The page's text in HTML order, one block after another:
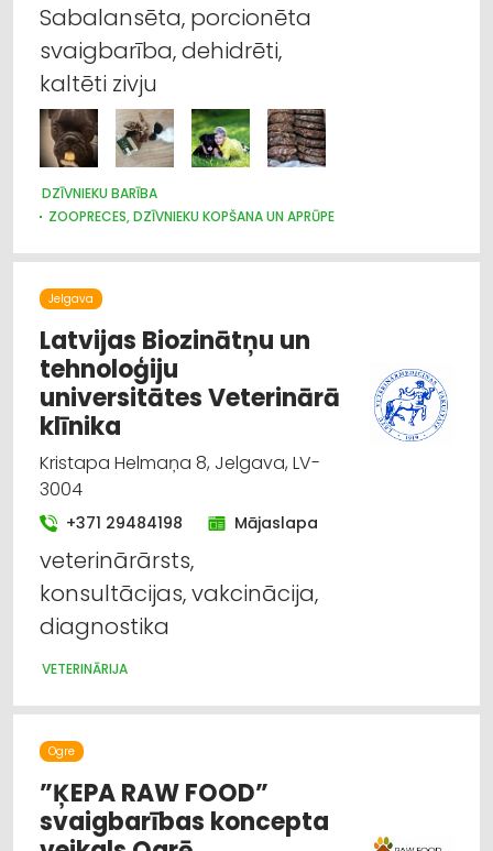
Sabalansēta, porcionēta
svaigbarība, dehidrēti,
kaltēti zivju
DZĪVNIEKU BARĪBA
ZOOPRECES, DZĪVNIEKU KOPŠANA UN APRŪPE
Jelgava
Latvijas Biozinātņu un
tehnoloģiju
universitātes Veterinārā
klīnika
Kristapa Helmaņa 8, Jelgava, LV-
3004
+371 29484198 Mājaslapa
veterinārārsts,
konsultācijas, vakcinācija,
diagnostika
VETERINĀRIJA
Ogre
”ĶEPA RAW FOOD”
svaigbarības koncepta